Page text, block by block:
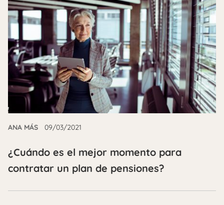
ANA MÁS 09/03/2021
¿Cuándo es el mejor momento para
contratar un plan de pensiones?